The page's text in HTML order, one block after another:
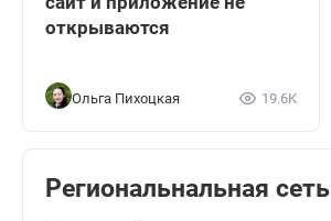
открываются
Ольга Пихоцкая 19.6K
Региональнальная